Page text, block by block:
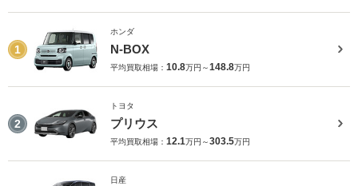
1
ホンダ
N-BOX
平均買取相場： 10.8万円～148.8万円
2
トヨタ
プリウス
平均買取相場： 12.1万円～303.5万円
日産